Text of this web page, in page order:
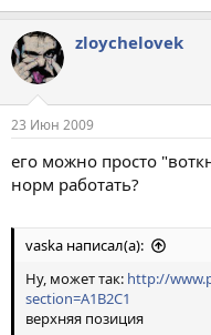
zloychelovek
23 Июн 2009
его можно просто
норм работать?
vaska написал(а):
Ну, может так: http://
section=A1B2C1
верхняя позиция